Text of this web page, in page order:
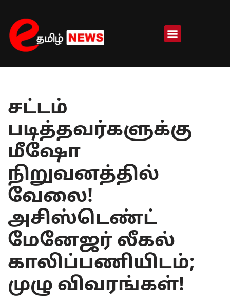
Skip
to
content
சட்டம்
படித்தவர்களுக்கு
மீஷோ
நிறுவனத்தில்
வேலை!
அசிஸ்டெண்ட்
மேனேஜர் லீகல்
காலிப்பணியிடம்;
முழு விவரங்கள்!